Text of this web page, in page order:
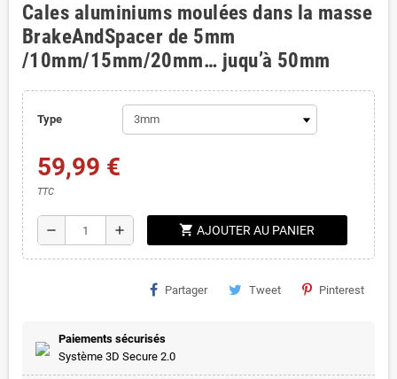
Cales aluminiums moulées dans la masse
BrakeAndSpacer de 5mm
/10mm/15mm/20mm… juqu’à 50mm
Type
59,99 €
TTC
remove add shopping_cart AJOUTER AU PANIER
Partager Tweet Pinterest
Paiements sécurisés
Système 3D Secure 2.0